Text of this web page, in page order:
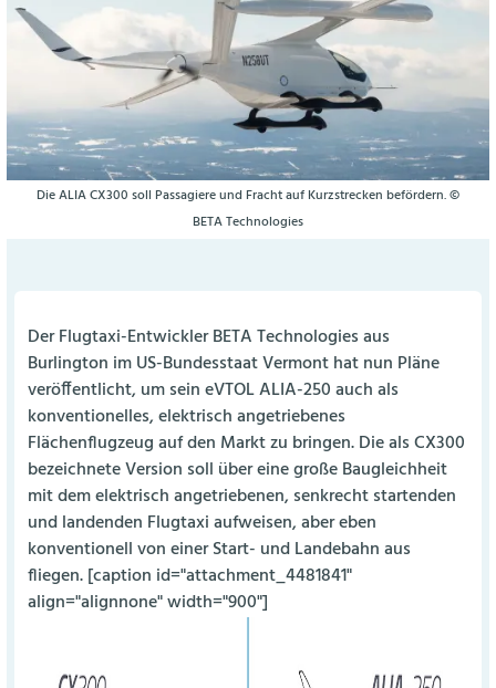
Die ALIA CX300 soll Passagiere und Fracht auf Kurzstrecken befördern. ©
BETA Technologies
Der Flugtaxi-Entwickler BETA Technologies aus
Burlington im US-Bundesstaat Vermont hat nun Pläne
veröffentlicht, um sein eVTOL ALIA-250 auch als
konventionelles, elektrisch angetriebenes
Flächenflugzeug auf den Markt zu bringen. Die als CX300
bezeichnete Version soll über eine große Baugleichheit
mit dem elektrisch angetriebenen, senkrecht startenden
und landenden Flugtaxi aufweisen, aber eben
konventionell von einer Start- und Landebahn aus
fliegen. [caption id="attachment_4481841"
align="alignnone" width="900"]